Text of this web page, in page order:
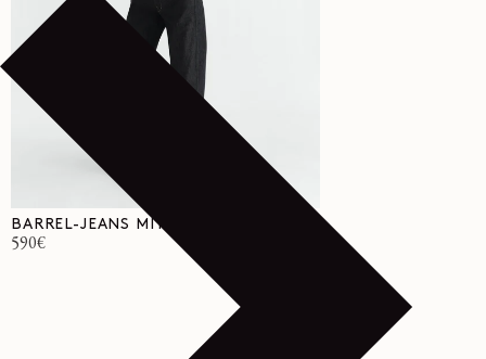
BARREL-JEANS MIT HOHER TAILLE
Normaler
590€